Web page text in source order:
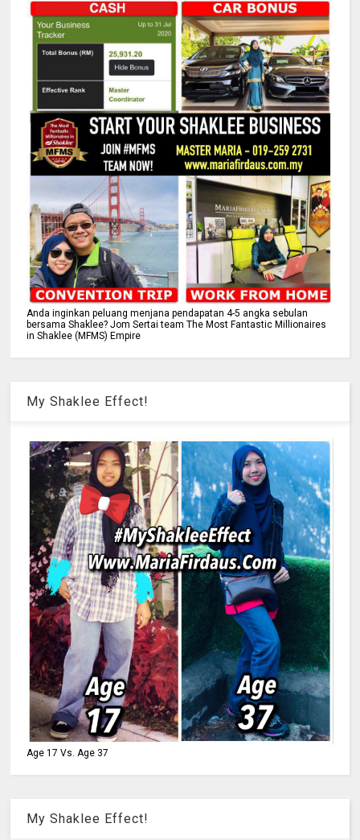
Anda inginkan peluang menjana pendapatan 4-5 angka sebulan
bersama Shaklee? Jom Sertai team The Most Fantastic Millionaires
in Shaklee (MFMS) Empire
My Shaklee Effect!
Age 17 Vs. Age 37
My Shaklee Effect!